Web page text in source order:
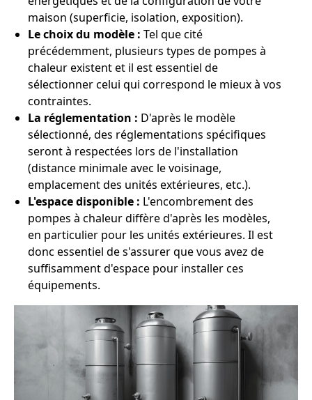
maison (superficie, isolation, exposition).
Le choix du modèle : Tel que cité
précédemment, plusieurs types de pompes à
chaleur existent et il est essentiel de
sélectionner celui qui correspond le mieux à vos
contraintes.
La réglementation : D'après le modèle
sélectionné, des réglementations spécifiques
seront à respectées lors de l'installation
(distance minimale avec le voisinage,
emplacement des unités extérieures, etc.).
L'espace disponible : L'encombrement des
pompes à chaleur diffère d'après les modèles,
en particulier pour les unités extérieures. Il est
donc essentiel de s'assurer que vous avez de
suffisamment d'espace pour installer ces
équipements.